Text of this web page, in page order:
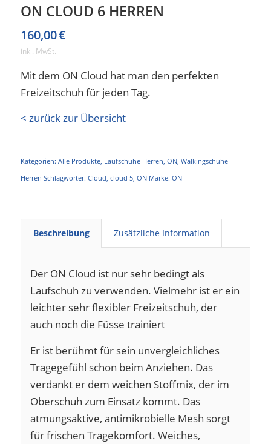
ON CLOUD 6 HERREN
160,00€
inkl. MwSt.
Mit dem ON Cloud hat man den perfekten
Freizeitschuh für jeden Tag.
< zurück zur Übersicht
Kategorien: Alle Produkte, Laufschuhe Herren ON, Walkingschuhe
Herren Schlagwörter: Cloud cloud 5, ON Marke: ON
Beschreibung Zusätzliche Information
Der ON Cloud ist nur sehr bedingt als
Laufschuh zu verwenden. Vielmehr ist er ein
leichter sehr flexibler Freizeitschuh, der
auch noch die Füsse trainiert
Er ist berühmt für sein unvergleichliches
Tragegefühl schon beim Anziehen. Das
verdankt er dem weichen Stoffmix, der im
Oberschuh zum Einsatz kommt. Das
atmungsaktive, antimikrobielle Mesh sorgt
für frischen Tragekomfort. Weiches,